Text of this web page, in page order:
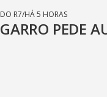
DO R7/HÁ 5 HORAS
GARRO PEDE